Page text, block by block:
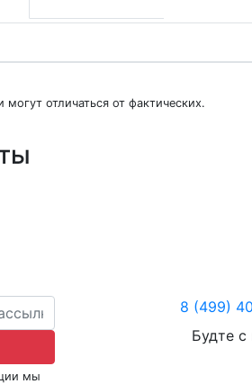
отличаться от фактических.
мы
8 (499)
Будте с